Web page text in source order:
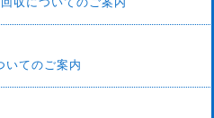
いてのご案内